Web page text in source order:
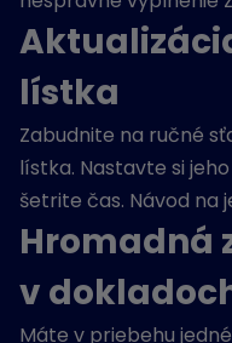
lístka
Zabudnite na ručné
lístka. Nastavte si
šetrite čas. Návod na
Hromadná
v
Máte v priebehu